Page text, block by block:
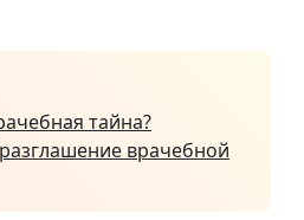
тайна?
врачебной